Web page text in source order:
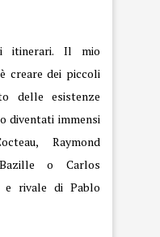
itinerari. Il mio
creare dei piccoli
delle esistenze
diventati immensi
Raymond
Bazille o Carlos
e rivale di Pablo